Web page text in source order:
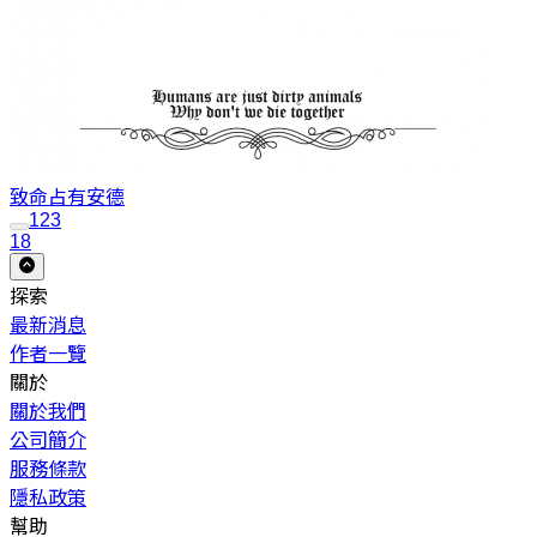
致命占有安德
123
18
探索
最新消息
作者一覽
關於
關於我們
公司簡介
服務條款
隱私政策
幫助